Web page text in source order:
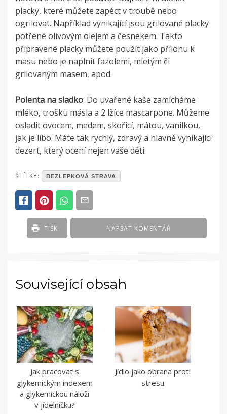
placky, které můžete zapéct v troubě nebo
ogrilovat. Například vynikající jsou grilované placky
potřené olivovým olejem a česnekem. Takto
připravené placky můžete použít jako přílohu k
masu nebo je naplnit fazolemi, mletým či
grilovaným masem, apod.
Polenta na sladko: Do uvařené kaše zamícháme
mléko, trošku másla a 2 lžíce mascarpone. Můžeme
osladit ovocem, medem, skořicí, mátou, vanilkou,
jak je libo. Máte tak rychlý, zdravý a hlavně vynikající
dezert, který ocení nejen vaše děti.
POSTED
PRODUKTY
Z
ZELENINA
ŠTÍTKY: BEZLEPKOVÁ STRAVA
NAPSAT KOMENTÁŘ
TISK
Související obsah
Jak pracovat s
glykemickým indexem
a glykemickou náloží
v jídelníčku?
Jídlo jako obrana proti
stresu